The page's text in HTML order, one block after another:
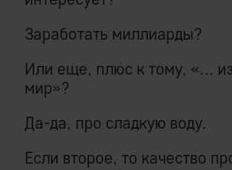
Заработать миллиарды?
Или еще, плюс к тому, «...
мир»?
Да-да, про сладкую воду.
Если второе, то качество